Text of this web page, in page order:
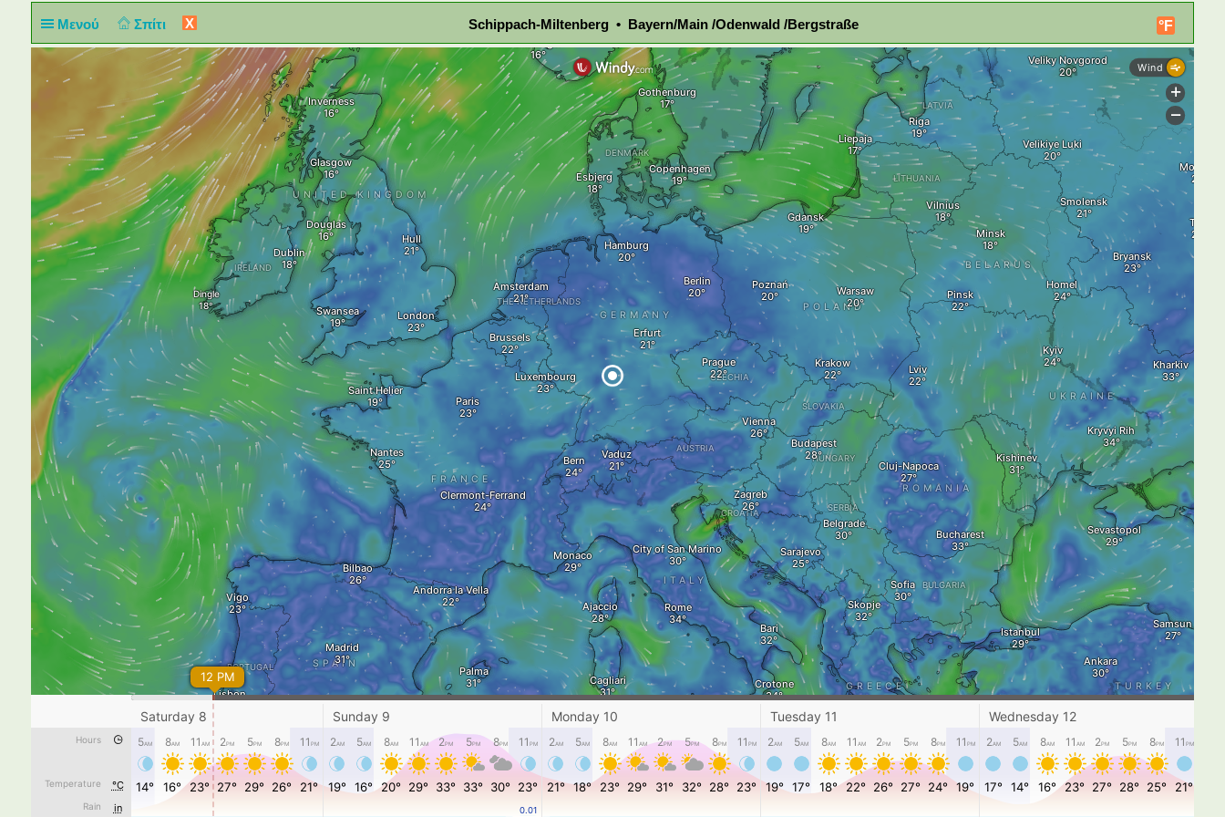
Μενού Σπίτι X °F
Schippach-Miltenberg • Bayern/Main /Odenwald /Bergstraße